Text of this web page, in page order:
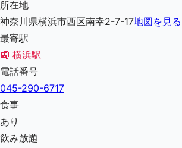
所在地
神奈川県横浜市西区南幸2-7-17地図を見る
最寄駅
🚉 横浜駅
電話番号
045-290-6717
食事
あり
飲み放題